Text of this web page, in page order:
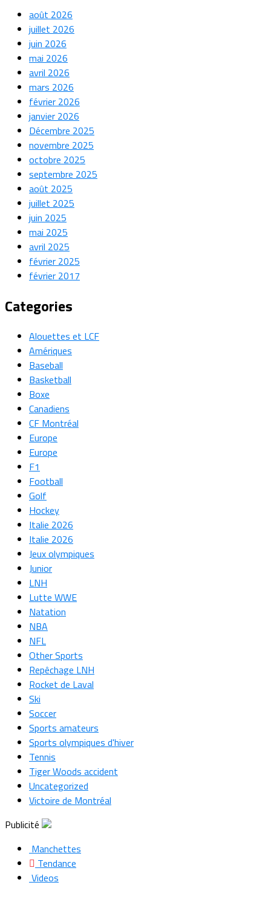
août 2026
juillet 2026
juin 2026
mai 2026
avril 2026
mars 2026
février 2026
janvier 2026
Décembre 2025
novembre 2025
octobre 2025
septembre 2025
août 2025
juillet 2025
juin 2025
mai 2025
avril 2025
février 2025
février 2017
Categories
Alouettes et LCF
Amériques
Baseball
Basketball
Boxe
Canadiens
CF Montréal
Europe
Europe
F1
Football
Golf
Hockey
Italie 2026
Italie 2026
Jeux olympiques
Junior
LNH
Lutte WWE
Natation
NBA
NFL
Other Sports
Repêchage LNH
Rocket de Laval
Ski
Soccer
Sports amateurs
Sports olympiques d'hiver
Tennis
Tiger Woods accident
Uncategorized
Victoire de Montréal
Publicité
Manchettes
Tendance
Videos